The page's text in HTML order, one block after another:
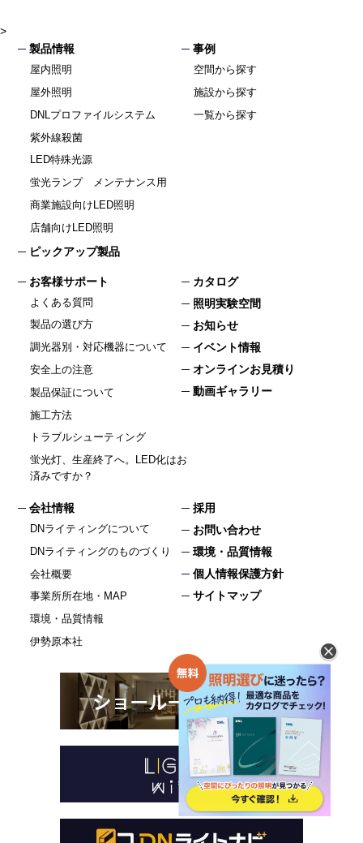
>
製品情報
屋内照明
屋外照明
DNLプロファイルシステム
紫外線殺菌
LED特殊光源
蛍光ランプ メンテナンス用
商業施設向けLED照明
店舗向けLED照明
ピックアップ製品
事例
空間から探す
施設から探す
一覧から探す
お客様サポート
よくある質問
製品の選び方
調光器別・対応機器について
安全上の注意
製品保証について
施工方法
トラブルシューティング
蛍光灯、生産終了へ。LED化はお
済みですか？
カタログ
照明実験空間
お知らせ
イベント情報
オンラインお見積り
動画ギャラリー
会社情報
DNライティングについて
DNライティングのものづくり
会社概要
事業所所在地・MAP
環境・品質情報
伊勢原本社
採用
お問い合わせ
環境・品質情報
個人情報保護方針
サイトマップ